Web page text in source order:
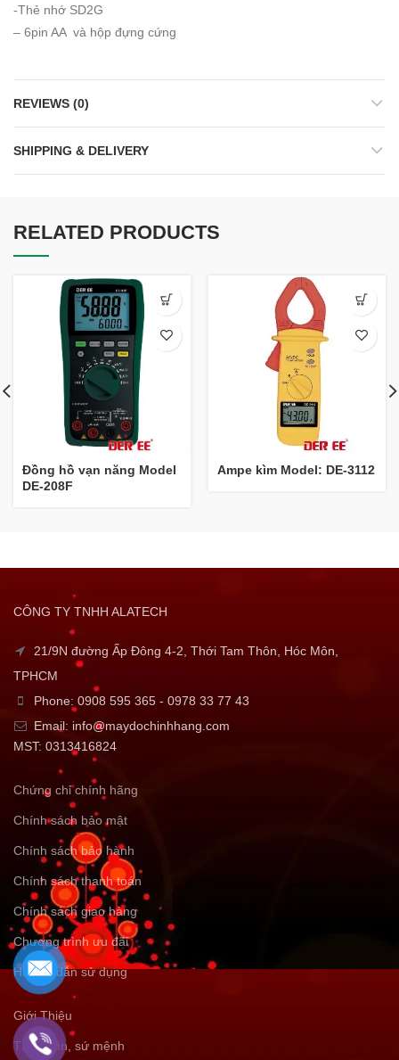
-Thẻ nhớ SD2G
– 6pin AA và hộp đựng cứng
REVIEWS (0)
SHIPPING & DELIVERY
RELATED PRODUCTS
Đồng hồ vạn năng Model
DE-208F
Ampe kìm Model: DE-3112
CÔNG TY TNHH ALATECH
21/9N đường Ấp Đông 4-2, Thới Tam Thôn, Hóc Môn,
TPHCM
Phone: 0908 595 365 - 0978 33 77 43
Email: info@maydochinhhang.com
MST: 0313416824
Chứng chỉ chính hãng
Chính sách bảo mật
Chính sách bảo hành
Chính sách thanh toán
Chính sách giao hàng
Chương trình ưu đãi
Hướng dẫn sử dụng
Giới Thiệu
Tầm nhìn, sứ mệnh